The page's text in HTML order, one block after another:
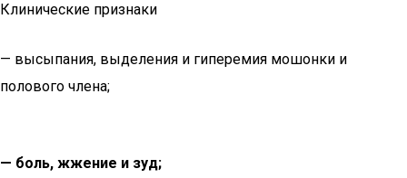
Клинические признаки
— высыпания, выделения и гиперемия мошонки и
полового члена;
— боль, жжение и зуд;